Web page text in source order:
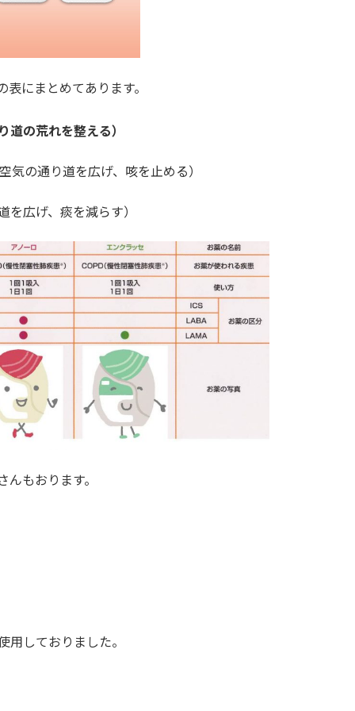
にまとめてあります。
の荒れを整える）
通り道を広げ、咳を止める）
広げ、痰を減らす）
もおります。
用しておりました。